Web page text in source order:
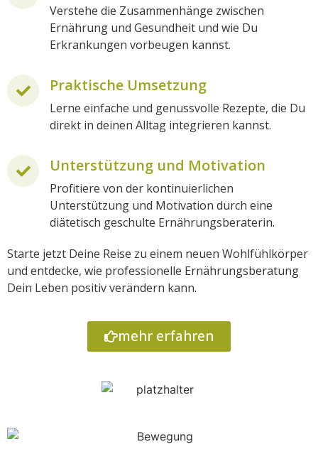
Verstehe die Zusammenhänge zwischen
Ernährung und Gesundheit und wie Du
Erkrankungen vorbeugen kannst.
Praktische Umsetzung
Lerne einfache und genussvolle Rezepte, die Du
direkt in deinen Alltag integrieren kannst.
Unterstützung und Motivation
Profitiere von der kontinuierlichen
Unterstützung und Motivation durch eine
diätetisch geschulte Ernährungsberaterin.
Starte jetzt Deine Reise zu einem neuen Wohlfühlkörper
und entdecke, wie professionelle Ernährungsberatung
Dein Leben positiv verändern kann.
mehr erfahren